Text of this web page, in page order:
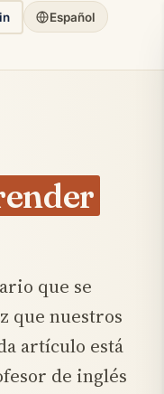
Español
que se
que nuestros
artículo está
de inglés